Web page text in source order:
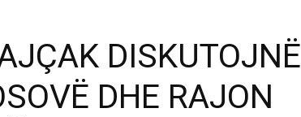
DISKUTOJNË
DHE RAJON